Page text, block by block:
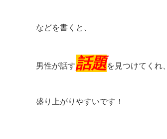
などを書くと、
男性が話す話題を見つけてくれ、
盛り上がりやすいです！